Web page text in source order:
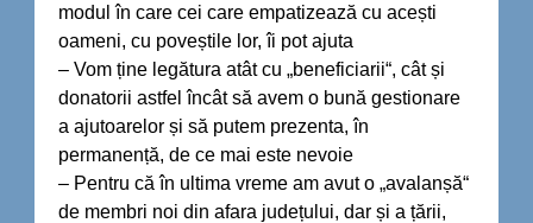
modul în care cei care empatizează cu acești
oameni, cu poveștile lor, îi pot ajuta
– Vom ține legătura atât cu „beneficiarii“, cât și
donatorii astfel încât să avem o bună gestionare
a ajutoarelor și să putem prezenta, în
permanență, de ce mai este nevoie
– Pentru că în ultima vreme am avut o „avalanșă“
de membri noi din afara județului, dar și a țării,